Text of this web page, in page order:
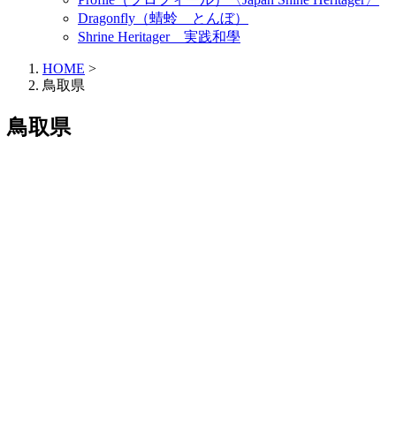
Dragonfly（蜻蛉 とんぼ）
Shrine Heritager 実践和學
HOME >
鳥取県
鳥取県